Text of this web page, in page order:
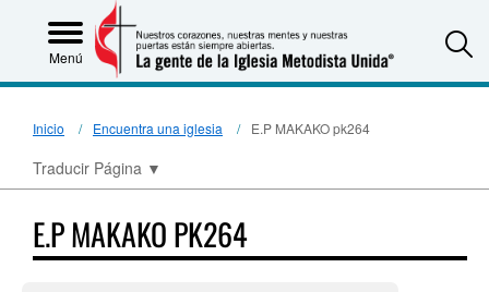
Menú
Inicio Encuentra una iglesia E.P MAKAKO pk264
Traducir Página ▼
E.P MAKAKO PK264